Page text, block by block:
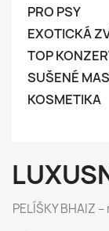
PRO PSY
EXOTICKÁ
TOP
SUŠENÉ
KOSMETIKA
PELÍŠKY BHAIZ